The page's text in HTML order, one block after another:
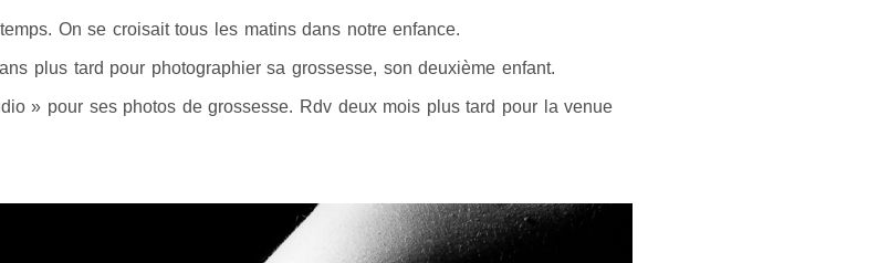
On se croisait tous les matins dans notre enfance.
plus tard pour photographier sa grossesse, son deuxième enfant.
» pour ses photos de grossesse. Rdv deux mois plus tard pour la venue